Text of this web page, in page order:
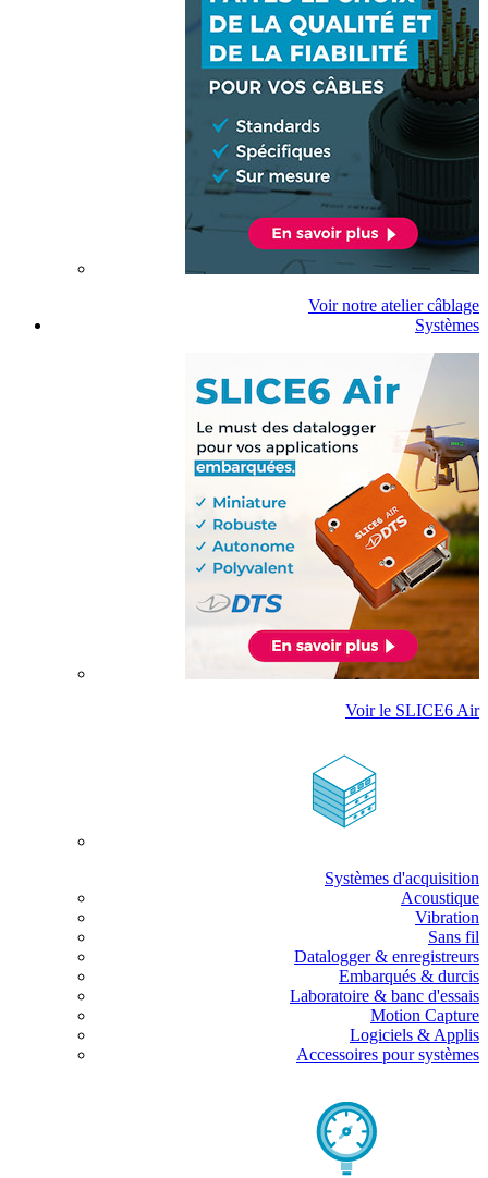
Voir notre atelier câblage
Systèmes
Voir le SLICE6 Air
Systèmes d'acquisition
Acoustique
Vibration
Sans fil
Datalogger & enregistreurs
Embarqués & durcis
Laboratoire & banc d'essais
Motion Capture
Logiciels & Applis
Accessoires pour systèmes